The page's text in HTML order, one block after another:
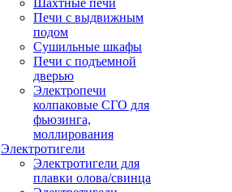
Шахтные печи
Печи с выдвижным
подом
Сушильные шкафы
Печи с подъемной
дверью
Электропечи
колпаковые СГО для
фьюзинга,
моллирования
Электротигели
Электротигели для
плавки олова/свинца